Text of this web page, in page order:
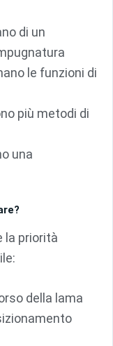
di un
le funzioni di
più metodi di
una
la priorità
della lama